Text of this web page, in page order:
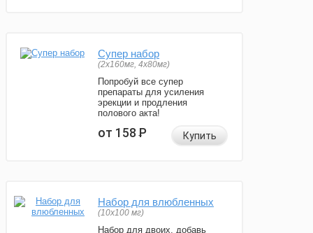
Супер набор
(2х160мг, 4х80мг)
Попробуй все супер
препараты для усиления
эрекции и продления
полового акта!
от 158Р Купить
Набор для влюбленных
(10х100 мг)
Набор для двоих, добавь